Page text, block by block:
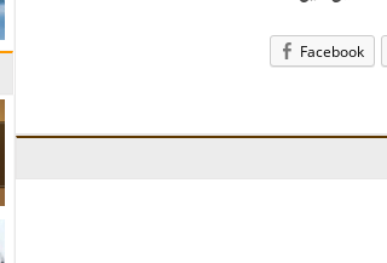
Facebook